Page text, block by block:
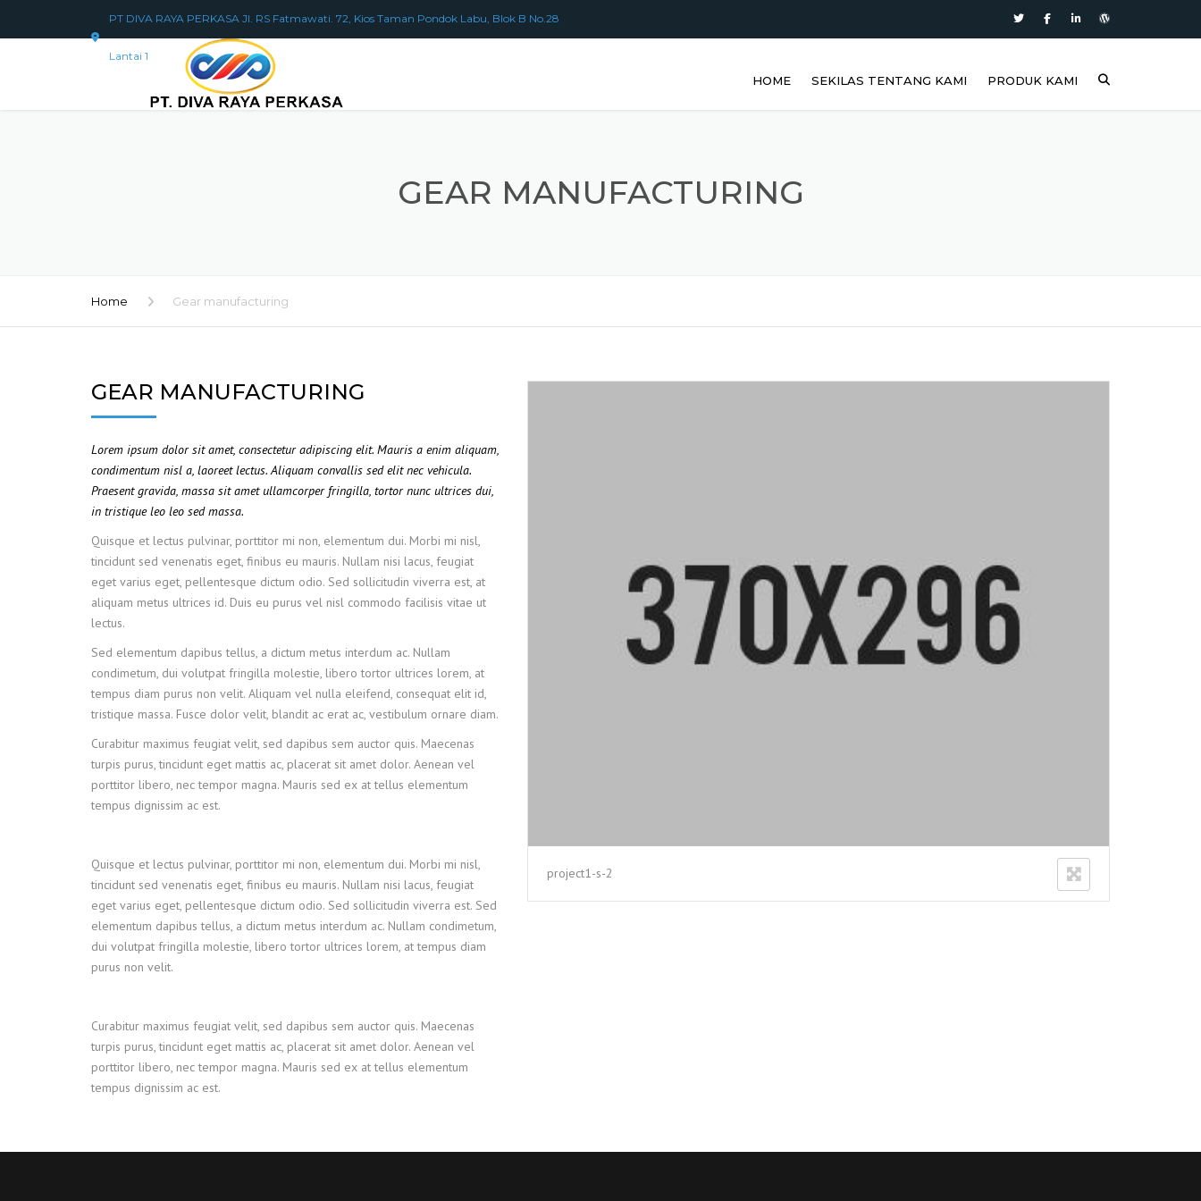
PT DIVA RAYA PERKASA Jl. RS Fatmawati. 72, Kios Taman Pondok Labu, Blok B No.28
Lantai 1
HOME SEKILAS TENTANG KAMI PRODUK KAMI
GEAR MANUFACTURING
Home Gear manufacturing
GEAR MANUFACTURING
Lorem ipsum dolor sit amet, consectetur adipiscing elit. Mauris a enim aliquam,
condimentum nisl a, laoreet lectus. Aliquam convallis sed elit nec vehicula.
Praesent gravida, massa sit amet ullamcorper fringilla, tortor nunc ultrices dui,
in tristique leo leo sed massa.
Quisque et lectus pulvinar, porttitor mi non, elementum dui. Morbi mi nisl,
tincidunt sed venenatis eget, finibus eu mauris. Nullam nisi lacus, feugiat
eget varius eget, pellentesque dictum odio. Sed sollicitudin viverra est, at
aliquam metus ultrices id. Duis eu purus vel nisl commodo facilisis vitae ut
lectus.
Sed elementum dapibus tellus, a dictum metus interdum ac. Nullam
condimetum, dui volutpat fringilla molestie, libero tortor ultrices lorem, at
tempus diam purus non velit. Aliquam vel nulla eleifend, consequat elit id,
tristique massa. Fusce dolor velit, blandit ac erat ac, vestibulum ornare diam.
Curabitur maximus feugiat velit, sed dapibus sem auctor quis. Maecenas
turpis purus, tincidunt eget mattis ac, placerat sit amet dolor. Aenean vel
porttitor libero, nec tempor magna. Mauris sed ex at tellus elementum
tempus dignissim ac est.
Quisque et lectus pulvinar, porttitor mi non, elementum dui. Morbi mi nisl,
tincidunt sed venenatis eget, finibus eu mauris. Nullam nisi lacus, feugiat
eget varius eget, pellentesque dictum odio. Sed sollicitudin viverra est. Sed
elementum dapibus tellus, a dictum metus interdum ac. Nullam condimetum,
dui volutpat fringilla molestie, libero tortor ultrices lorem, at tempus diam
purus non velit.
Curabitur maximus feugiat velit, sed dapibus sem auctor quis. Maecenas
turpis purus, tincidunt eget mattis ac, placerat sit amet dolor. Aenean vel
porttitor libero, nec tempor magna. Mauris sed ex at tellus elementum
tempus dignissim ac est.
project1-s-2